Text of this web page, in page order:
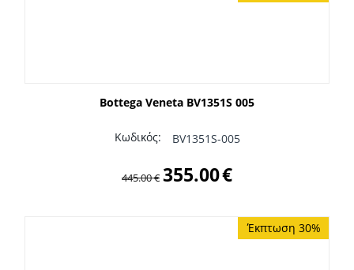
Bottega Veneta BV1351S 005
Κωδικός: BV1351S-005
445.00€ 355.00€
Έκπτωση 30%